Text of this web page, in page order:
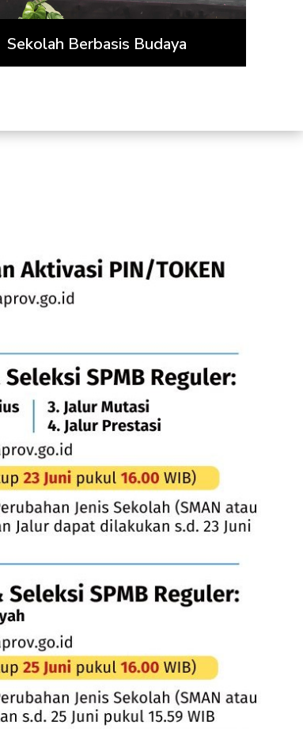
Sekolah Berbasis Budaya